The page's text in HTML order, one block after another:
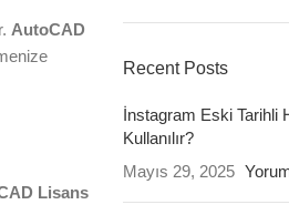
AutoCAD
Lisans
Recent Posts
İnstagram Eski Tarihli
Kullanılır?
Mayıs 29, 2025